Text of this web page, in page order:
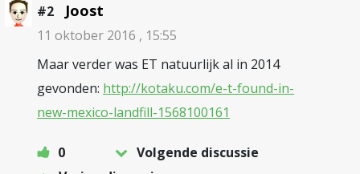
#2 Joost
11 oktober 2016 , 15:55
Maar verder was ET natuurlijk al in 2014
gevonden: http://kotaku.com/e-t-found-in-
new-mexico-landfill-1568100161
0
Volgende discussie